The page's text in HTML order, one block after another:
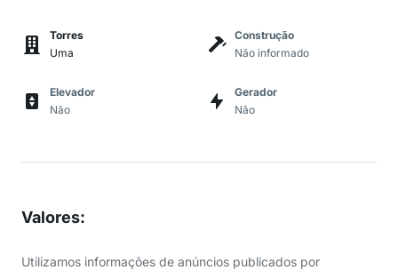
Torres
Uma
Construção
Não informado
Elevador
Não
Gerador
Não
Valores:
Utilizamos informações de anúncios publicados por